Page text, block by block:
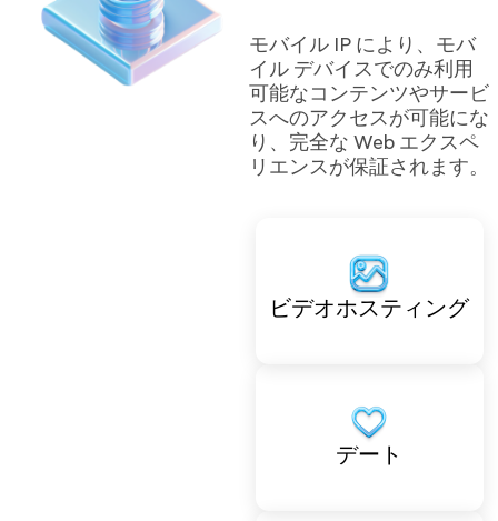
モバイル IP により、モバ
イル デバイスでのみ利用
可能なコンテンツやサービ
スへのアクセスが可能にな
り、完全な Web エクスペ
リエンスが保証されます。
ビデオホスティング
デート